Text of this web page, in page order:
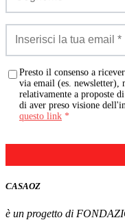
Presto il consenso a
via email (es. newsletter),
relativamente a proposte
di aver preso visione
questo link *
CASAOZ
è un progetto di